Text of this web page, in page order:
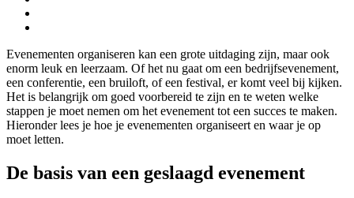
Evenementen organiseren kan een grote uitdaging zijn, maar ook
enorm leuk en leerzaam. Of het nu gaat om een bedrijfsevenement,
een conferentie, een bruiloft, of een festival, er komt veel bij kijken.
Het is belangrijk om goed voorbereid te zijn en te weten welke
stappen je moet nemen om het evenement tot een succes te maken.
Hieronder lees je hoe je evenementen organiseert en waar je op
moet letten.
De basis van een geslaagd evenement